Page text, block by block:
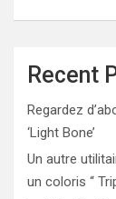
Recent
Regardez
‘Light Bone’
Un autre
un coloris “